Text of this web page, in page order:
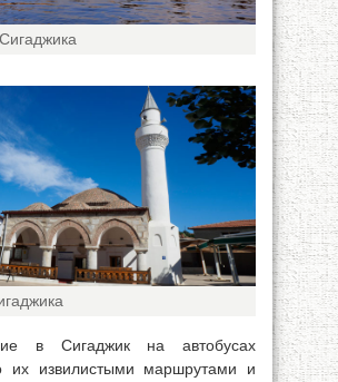
в Сигаджик на автобусах
их извилистыми маршрутами и